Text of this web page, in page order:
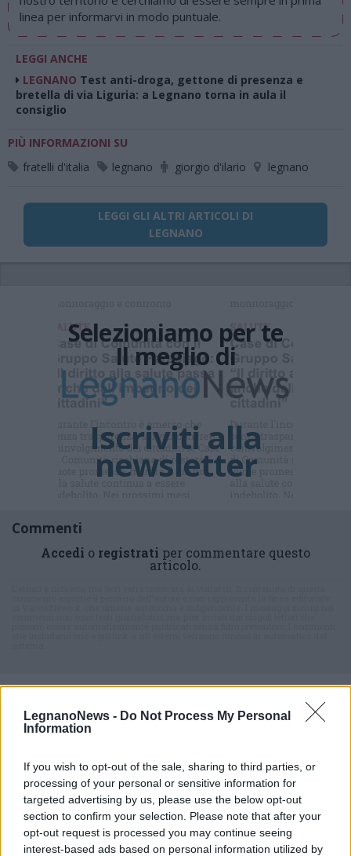
LegnanoNews - Do Not Process My Personal
Information
If you wish to opt-out of the sale, sharing to third parties, or
processing of your personal or sensitive information for
targeted advertising by us, please use the below opt-out
section to confirm your selection. Please note that after your
opt-out request is processed you may continue seeing
interest-based ads based on personal information utilized by
linea per informarvi in modo puntuale.
LEGGI ANCHE
LEGNANO Test anti-droga, gettone di presenza e
bretella di via Liguria: a Legnano torna in aula il
consiglio
PIÙ INFORMAZIONI SU
fratelli d'italia
legnano giorgio d'ilario legnano
LEGGI GLI ALTRI ARTICOLI DI
LEGNANO
Selezioniamo per te
Il meglio di
Iscriviti alla
newsletter
Commenti
Accedi o registrati per commentare questo
articolo.